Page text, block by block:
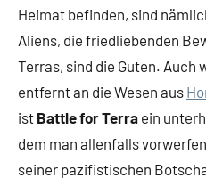
Heimat befinden, sind
Aliens, die friedliebenden
Terras, sind die Guten. Auch
entfernt an die Wesen aus
ist Battle for Terra ein
dem man allenfalls
seiner pazifistischen